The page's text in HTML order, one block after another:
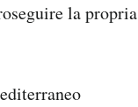
la propria